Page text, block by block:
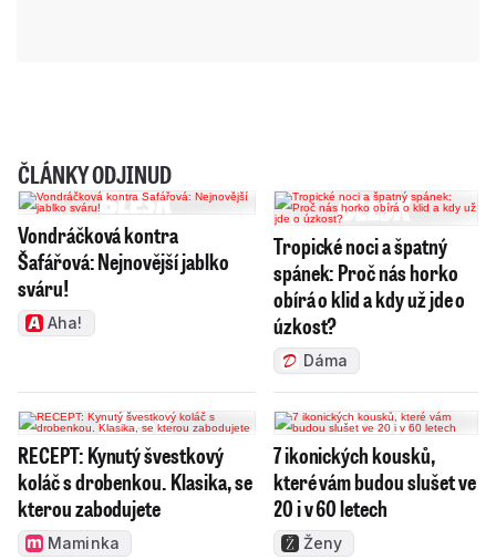
ČLÁNKY ODJINUD
Vondráčková kontra
Šafářová: Nejnovější jablko
sváru!
Aha!
Tropické noci a špatný
spánek: Proč nás horko
obírá o klid a kdy už jde o
úzkost?
Dáma
RECEPT: Kynutý švestkový
koláč s drobenkou. Klasika, se
kterou zabodujete
Maminka
7 ikonických kousků,
které vám budou slušet ve
20 i v 60 letech
Ženy